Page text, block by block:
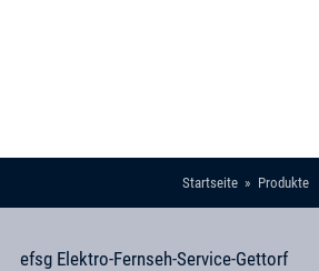
Startseite Produkte
efsg Elektro-Fernseh-Service-Gettorf